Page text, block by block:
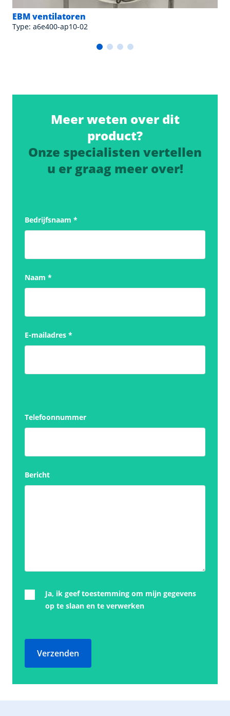
EBM ventilatoren
Type: a6e400-ap10-02
Meer weten over dit
product?
Onze specialisten vertellen
u er graag meer over!
Bedrijfsnaam *
Naam *
E-mailadres *
Telefoonnummer
Bericht
Ja, ik geef toestemming om mijn gegevens
op te slaan en te verwerken
Verzenden